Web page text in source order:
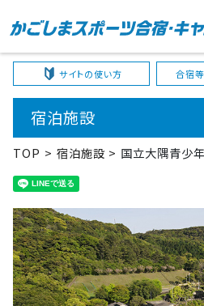
サイトの使い方 合宿
宿泊施設
TOP 宿泊施設 国立大隅青少